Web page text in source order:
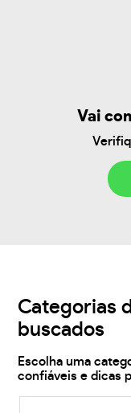
Vai
Categorias
buscados
Escolha uma
confiáveis e dicas